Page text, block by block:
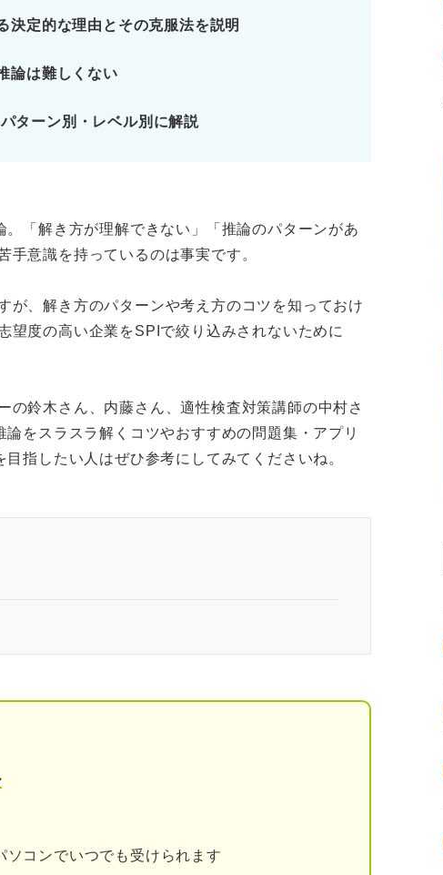
？ ほかの単元との違い
人が多い理由
決定的な理由とその克服法を説明
論は難しくない
ターン別・レベル別に解説
「解き方が理解できない」「推論のパターンがあ
手意識を持っているのは事実です。
が、解き方のパターンや考え方のコツを知っておけ
望度の高い企業をSPIで絞り込みされないために
の鈴木さん、内藤さん、適性検査対策講師の中村さ
をスラスラ解くコツやおすすめの問題集・アプリ
指したい人はぜひ参考にしてみてくださいね。
頻出単元であり推論が解ければ高得点を得やすい
わかれば得点を伸ばしやすい
人が多い理由
コンでいつでも受けられます